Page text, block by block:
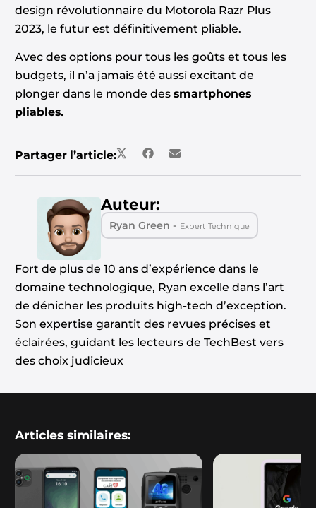
design révolutionnaire du Motorola Razr Plus
2023, le futur est définitivement pliable.
Avec des options pour tous les goûts et tous les
budgets, il n’a jamais été aussi excitant de
plonger dans le monde des smartphones
pliables.
Partager l’article:
Auteur:
Ryan Green - Expert Technique
Fort de plus de 10 ans d’expérience dans le
domaine technologique, Ryan excelle dans l’art
de dénicher les produits high-tech d’exception.
Son expertise garantit des revues précises et
éclairées, guidant les lecteurs de TechBest vers
des choix judicieux
Articles similaires: